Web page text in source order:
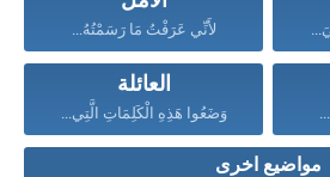
لأَنِّي عَرَفْتُ مَا رَسَمْتُهُ...
العائلة
وَضَعُوا هَذِهِ الْكَلِمَاتِ الَّتِي...
مواضيع اخرى